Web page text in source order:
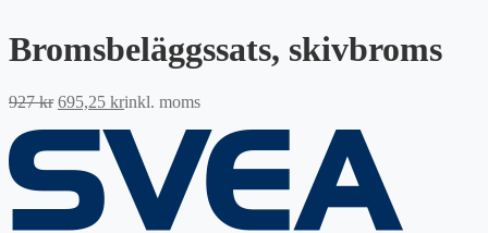
Bromsbeläggssats, skivbroms
927kr Det
927 kr.
695,25 krDet
priset
är:
695,25 kr.
inkl. moms